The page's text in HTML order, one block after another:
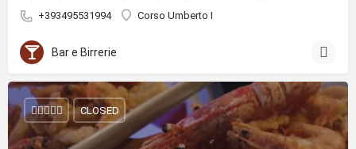
+393495531994 Corso Umberto I
Bar e Birrerie
CLOSED